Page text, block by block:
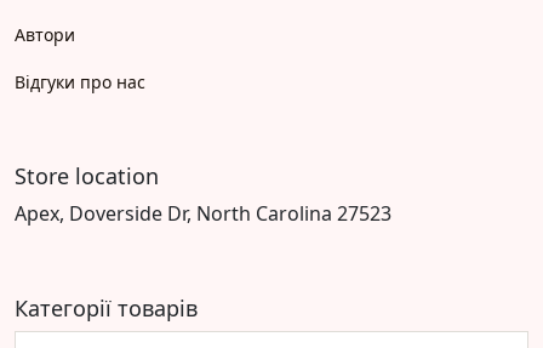
Автори
Відгуки про нас
Store location
Apex, Doverside Dr, North Carolina 27523
Категорії товарів